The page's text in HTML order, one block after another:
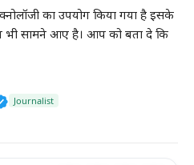
का उपयोग किया गया है इसके
भी सामने आए है। आप को बता दे कि
Verified Public Figure • 27
Journalist